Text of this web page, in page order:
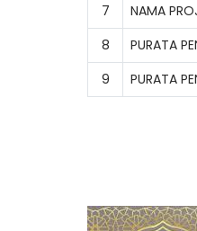
7
NAMA
8
PURATA
9
PURATA